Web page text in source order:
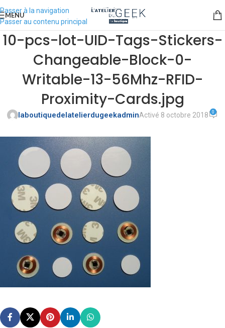
Passer à la navigation
Passer au contenu principal
MENU
10-pcs-lot-UID-Tags-Stickers-
Changeable-Block-0-
Writable-13-56Mhz-RFID-
Proximity-Cards.jpg
laboutiquedelatelierdugeekadminActivé 8 octobre 2018 0